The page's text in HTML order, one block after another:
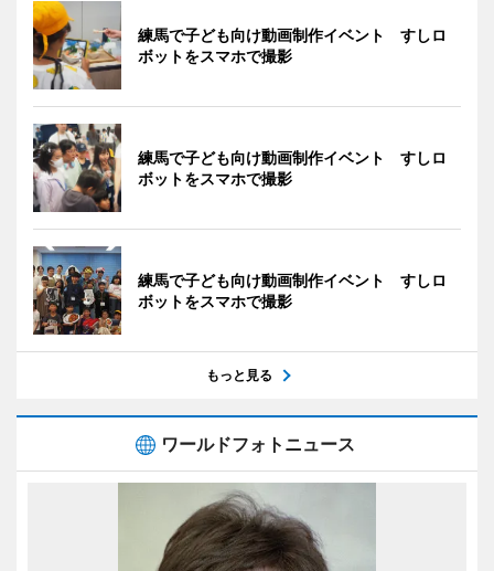
練馬で子ども向け動画制作イベント すしロ
ボットをスマホで撮影
練馬で子ども向け動画制作イベント すしロ
ボットをスマホで撮影
練馬で子ども向け動画制作イベント すしロ
ボットをスマホで撮影
もっと見る
ワールドフォトニュース